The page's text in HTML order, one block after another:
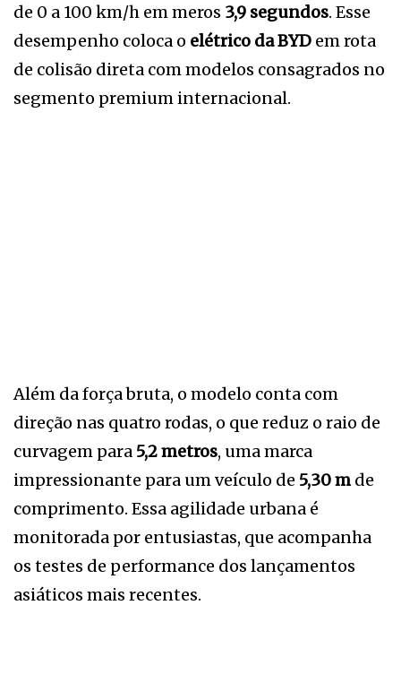
de 0 a 100 km/h em meros 3,9 segundos. Esse
desempenho coloca o elétrico da BYD em rota
de colisão direta com modelos consagrados no
segmento premium internacional.
Além da força bruta, o modelo conta com
direção nas quatro rodas, o que reduz o raio de
curvagem para 5,2 metros, uma marca
impressionante para um veículo de 5,30 mde
comprimento. Essa agilidade urbana é
monitorada por entusiastas, que acompanha
os testes de performance dos lançamentos
asiáticos mais recentes.